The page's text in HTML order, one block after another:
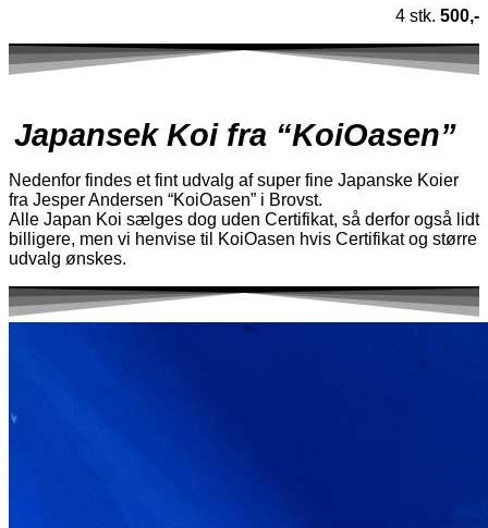
4 stk. 500,-
Japansek Koi fra “KoiOasen”
Nedenfor findes et fint udvalg af super fine Japanske Koier
fra Jesper Andersen “KoiOasen” i Brovst.
Alle Japan Koi sælges dog uden Certifikat, så derfor også lidt
billigere, men vi henvise til KoiOasen hvis Certifikat og større
udvalg ønskes.